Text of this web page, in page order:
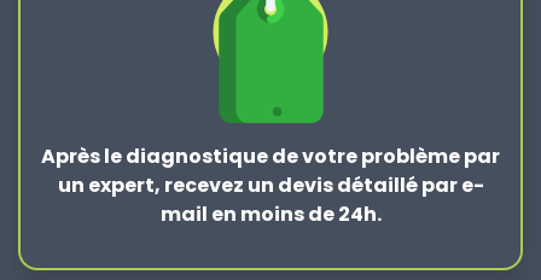
Après lediagnostique de votre problèmepar
un expert, recevez un devis détaillé par e-
mail en moins de 24h.